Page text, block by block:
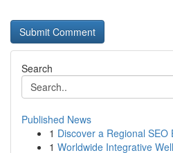
Search
Published News
1 Discover a Regional SEO
1 Worldwide Integrative